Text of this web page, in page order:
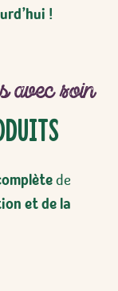
!
avec soin
de
et de la